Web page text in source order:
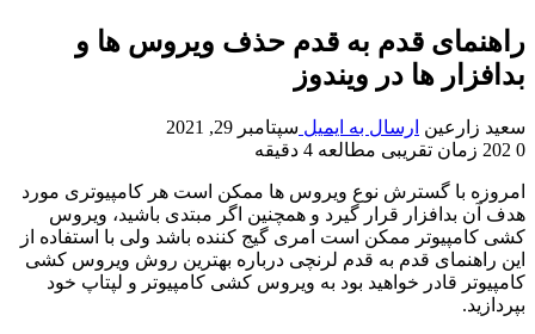
راهنمای قدم به قدم حذف ویروس ها و
بدافزار ها در ویندوز
سعید زارعین ارسال به ایمیل سپتامبر 29, 2021
0
زمان تقریبی مطالعه 4 دقیقه
امروزه با گسترش نوع ویروس ها ممکن است هر کامپیوتری مورد
هدف آن بدافزار قرار گیرد و همچنین اگر مبتدی باشید، ویروس
کشی کامپیوتر ممکن است امری گیج کننده باشد ولی با استفاده از
این راهنمای قدم به قدم لرنچی درباره بهترین روش ویروس کشی
کامپیوتر قادر خواهید بود به ویروس کشی کامپیوتر و لپتاپ خود
بپردازید.